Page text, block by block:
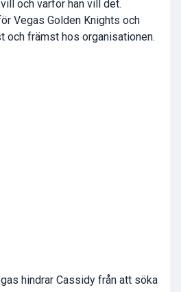
och varför han vill det.
Vegas Golden Knights och
och främst hos organisationen.
hindrar Cassidy från att söka